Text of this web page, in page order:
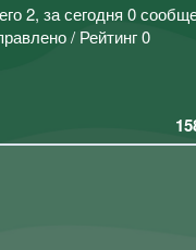
2, за сегодня 0
/ Рейтинг 0